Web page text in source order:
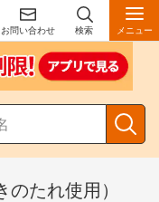
お問い合わせ 検索 メニュー
たれ使用）